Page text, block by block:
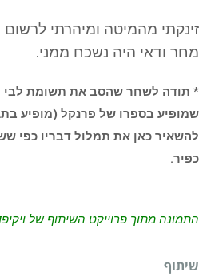
זינקתי מהמיטה ומיהרתי
מחר ודאי היה נשכח ממני.
* תודה לשחר שהסב את תשומת לבי
שמופיע בספרו של פרנקל (מופיע
להשאיר כאן את תמלול דבריו כפי
כפיר.
התמונה מתוך פרוייקט השיתוף של
שיתוף